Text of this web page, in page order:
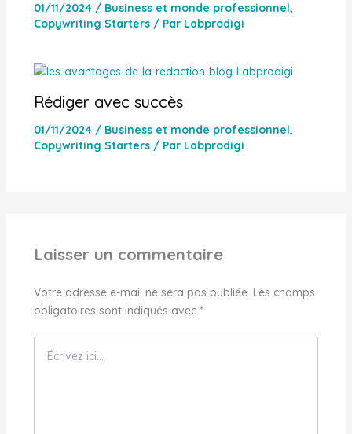
01/11/2024 / Business et monde professionnel,
Copywriting Starters/ Par Labprodigi
Rédiger avec succès
01/11/2024 / Business et monde professionnel,
Copywriting Starters/ Par Labprodigi
Laisser un commentaire
Votre adresse e-mail ne sera pas publiée. Les champs
obligatoires sont indiqués avec *
ici…